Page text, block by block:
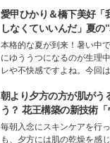
ニオン好き”という共通点を
デルの宮城舞と島村雄大の特
談をお届け！それぞれの視点
ら、今作ならではの魅力や
の感動をもたらす奥深いス
ーについて熱く語り合って
た。
愛甲ひかり＆橋下美好「
しなくていいんだ」夏の
対策”の新しい選択肢とは
本格的な夏が到来！暑い中
にゆううつになるのが生理
レや不快感ですよね。今回
モデル・愛甲ひかりさんと橋
好さんを迎えて本音で女子会
ク。猛暑のお出かけを快適に
すヒントや、2人が感動した
朝より夕方の方が肌がう
う？ 花王構築の新技術
ーターキャプチャリング
ン（捕水肌）」がスキン
毎朝入念にスキンケアを行
も、夕方には肌の乾燥を感